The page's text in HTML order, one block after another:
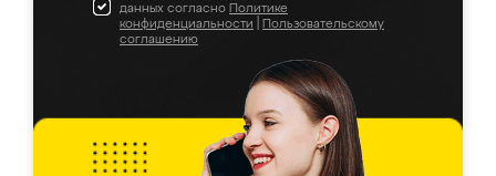
данных согласно Политике
конфиденциальности
Пользовательскому
соглашению